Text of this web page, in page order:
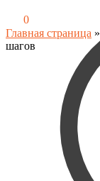
0
Главная страница »
шагов